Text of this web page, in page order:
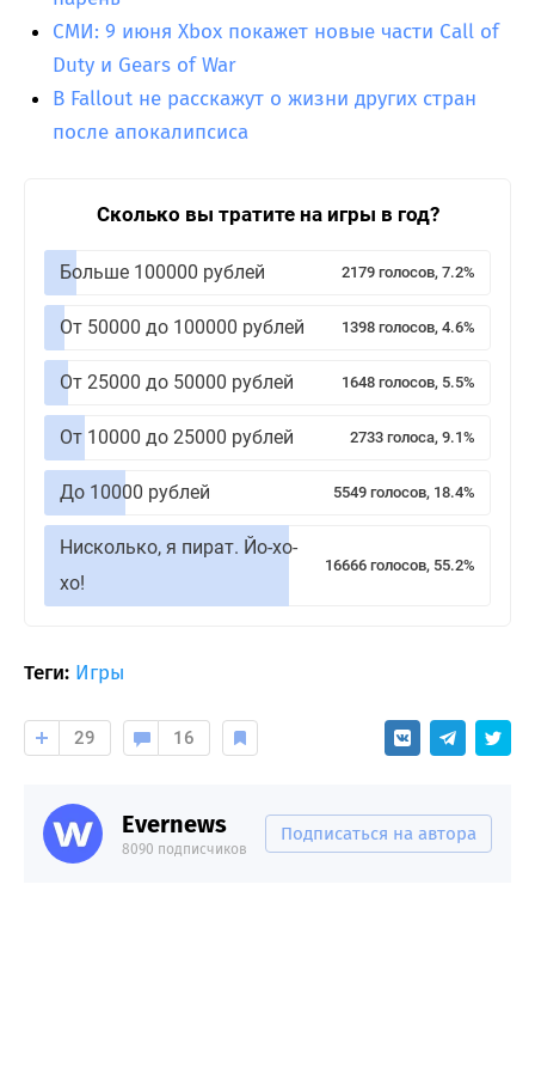
СМИ: 9 июня Xbox покажет новые части Call of
Duty и Gears of War
В Fallout не расскажут о жизни других стран
после апокалипсиса
Сколько вы тратите на игры в год?
Больше 100000 рублей 2179 голосов, 7.2%
От 50000 до 100000 рублей 1398 голосов, 4.6%
От 25000 до 50000 рублей 1648 голосов, 5.5%
От 10000 до 25000 рублей 2733 голоса, 9.1%
До 10000 рублей 5549 голосов, 18.4%
Нисколько, я пират. Йо-хо-
хо!
16666 голосов, 55.2%
Теги: Игры
29 16
Evernews
8090 подписчиков
Подписаться на автора